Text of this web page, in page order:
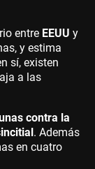
entre EEUU y
y estima
sí, existen
a las
contra la
. Además
en cuatro